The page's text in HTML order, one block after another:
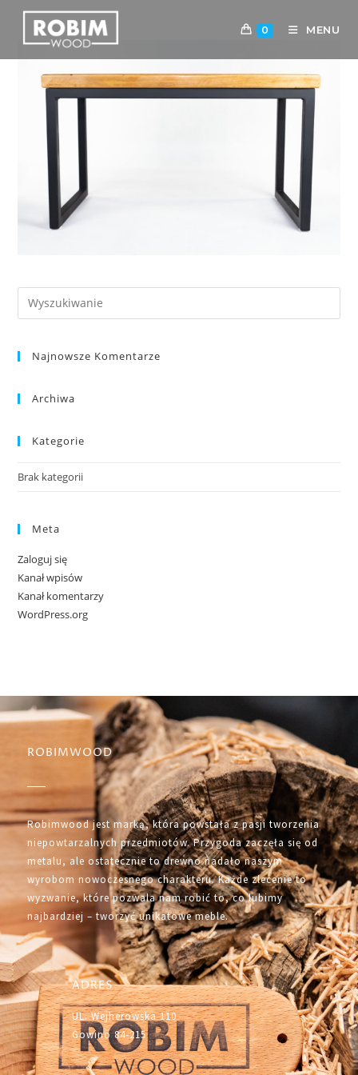
0 MENU
Najnowsze Komentarze
Archiwa
Kategorie
Brak kategorii
Meta
Zaloguj się
Kanał wpisów
Kanał komentarzy
WordPress.org
ROBIMWOOD
Robimwood jest marką, która powstała z pasji tworzenia
niepowtarzalnych przedmiotów. Przygoda zaczęła się od
metalu, ale ostatecznie to drewno nadało naszym
wyrobom nowoczesnego charakteru. Każde zlecenie to
wyzwanie, które pozwala nam robić to, co lubimy
najbardziej – tworzyć unikatowe meble.
ADRES
UL. Wejherowska 110
Gowino 84-215